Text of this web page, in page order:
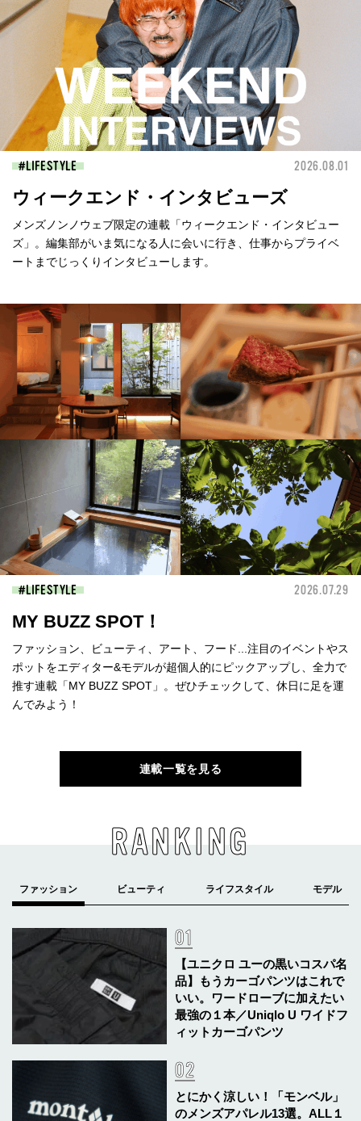
LIFESTYLE 2026.08.01
ウィークエンド・インタビューズ
メンズノンノウェブ限定の連載「ウィークエンド・インタビュー
ズ」。編集部がいま気になる人に会いに行き、仕事からプライベ
ートまでじっくりインタビューします。
LIFESTYLE 2026.07.29
MY BUZZ SPOT！
ファッション、ビューティ、アート、フード...注目のイベントやス
ポットをエディター&モデルが超個人的にピックアップし、全力で
推す連載「MY BUZZ SPOT」。ぜひチェックして、休日に足を運
んでみよう！
連載一覧を見る
RANKING
【ユニクロ ユーの黒いコスパ名
品】もうカーゴパンツはこれで
いい。ワードローブに加えたい
最強の１本／Uniqlo U ワイドフ
ィットカーゴパンツ
とにかく涼しい！「モンベル」
のメンズアパレル13選。ALL１